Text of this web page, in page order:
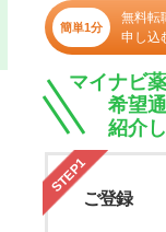
簡単1分
無料転
申し込
マイナビ
希望
紹介
STEP1
ご登録